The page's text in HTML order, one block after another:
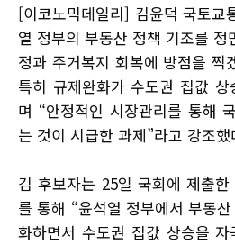
[이코노믹데일리] 김윤덕 국토교
열 정부의 부동산 정책 기조를 정
정과 주거복지 회복에 방점을 찍
특히 규제완화가 수도권 집값
며 “안정적인 시장관리를 통해
는 것이 시급한 과제”라고 강조했
김 후보자는 25일 국회에 제출
를 통해 “윤석열 정부에서 부동
화하면서 수도권 집값 상승을